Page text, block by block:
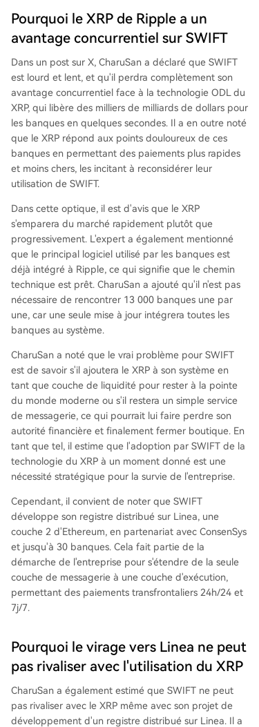
Pourquoi le XRP de Ripple a un
avantage concurrentiel sur SWIFT
Dans un post sur X, CharuSan a déclaré que SWIFT
est lourd et lent, et qu'il perdra complètement son
avantage concurrentiel face à la technologie ODL du
XRP, qui libère des milliers de milliards de dollars pour
les banques en quelques secondes. Il a en outre noté
que le XRP répond aux points douloureux de ces
banques en permettant des paiements plus rapides
et moins chers, les incitant à reconsidérer leur
utilisation de SWIFT.
Dans cette optique, il est d'avis que le XRP
s'emparera du marché rapidement plutôt que
progressivement. L'expert a également mentionné
que le principal logiciel utilisé par les banques est
déjà intégré à Ripple, ce qui signifie que le chemin
technique est prêt. CharuSan a ajouté qu'il n'est pas
nécessaire de rencontrer 13 000 banques une par
une, car une seule mise à jour intégrera toutes les
banques au système.
CharuSan a noté que le vrai problème pour SWIFT
est de savoir s'il ajoutera le XRP à son système en
tant que couche de liquidité pour rester à la pointe
du monde moderne ou s'il restera un simple service
de messagerie, ce qui pourrait lui faire perdre son
autorité financière et finalement fermer boutique. En
tant que tel, il estime que l'adoption par SWIFT de la
technologie du XRP à un moment donné est une
nécessité stratégique pour la survie de l'entreprise.
Cependant, il convient de noter que SWIFT
développe son registre distribué sur Linea, une
couche 2 d'Ethereum, en partenariat avec ConsenSys
et jusqu'à 30 banques. Cela fait partie de la
démarche de l'entreprise pour s'étendre de la seule
couche de messagerie à une couche d'exécution,
permettant des paiements transfrontaliers 24h/24 et
7j/7.
Pourquoi le virage vers Linea ne peut
pas rivaliser avec l'utilisation du XRP
CharuSan a également estimé que SWIFT ne peut
pas rivaliser avec le XRP même avec son projet de
développement d'un registre distribué sur Linea. Il a